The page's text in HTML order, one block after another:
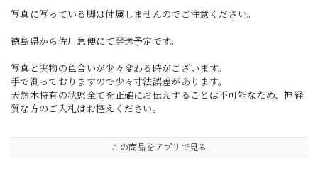
写真に写っている脚は付属しませんのでご注意ください。
徳島県から佐川急便にて発送予定です。
写真と実物の色合いが少々変わる時がございます。
手で測っておりますので少々寸法誤差があります。
天然木特有の状態全てを正確にお伝えすることは不可能なため、神経
質な方のご入札はお控えください。
この商品をアプリで見る